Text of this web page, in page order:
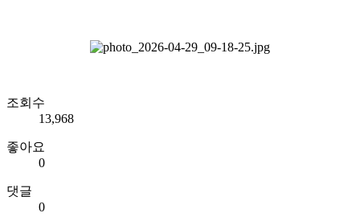
조회수
13,968
좋아요
0
댓글
0